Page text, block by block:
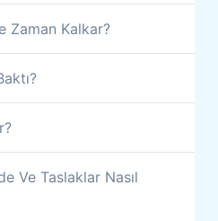
Zaman Kalkar?
Ve Taslaklar Nasıl